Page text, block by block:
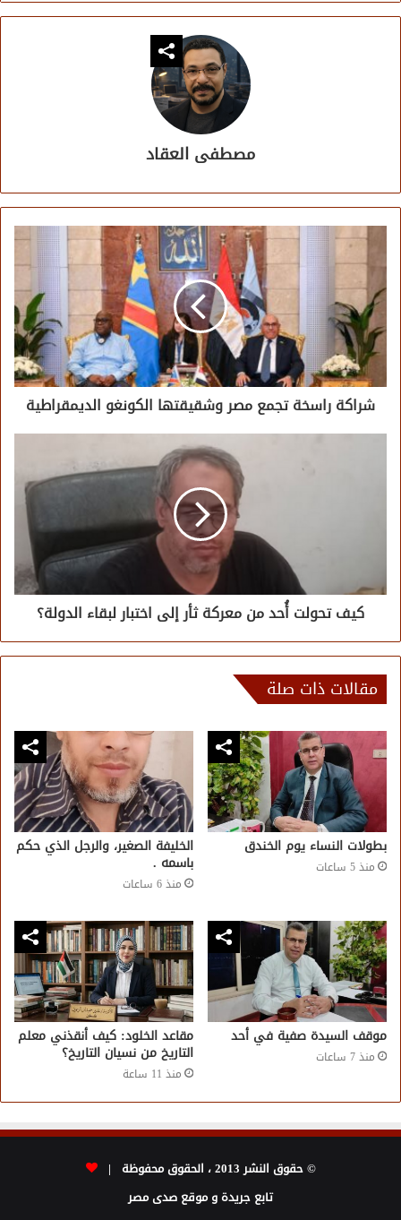
مصطفى العقاد
شراكة راسخة تجمع مصر وشقيقتها الكونغو الديمقراطية
كيف تحولت أُحد من معركة ثأر إلى اختبار لبقاء الدولة؟
مقالات ذات صلة
بطولات النساء يوم الخندق
منذ 5 ساعات
الخليفة الصغير، والرجل الذي حكم
باسمه .
منذ 6 ساعات
موقف السيدة صفية في أحد
منذ 7 ساعات
مقاعد الخلود: كيف أنقذني معلم
التاريخ من نسيان التاريخ؟
منذ 11 ساعة
© حقوق النشر 2013 ، الحقوق محفوظة |
تابع جريدة و موقع صدى مصر